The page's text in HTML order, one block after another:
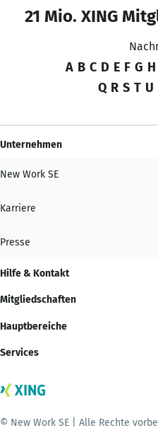
21 Mio. XING
A B C D E F G H
Q R S T U
Unternehmen
New Work SE
Karriere
Presse
Hilfe & Kontakt
Mitgliedschaften
Hauptbereiche
Services
© New Work SE | Alle Rechte